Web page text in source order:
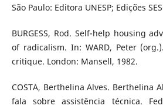
São Paulo: Editora UNESP; Edições
BURGESS, Rod. Self-help housing
of radicalism. In: WARD, Peter
critique. London: Mansell, 1982.
COSTA, Berthelina Alves. Berthelina
fala sobre assistência técnica.